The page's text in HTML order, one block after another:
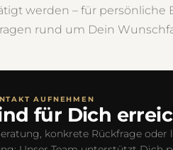
werden – für persönliche
rund um Dein
AUFNEHMEN
für Dich
konkrete Rückfrage oder